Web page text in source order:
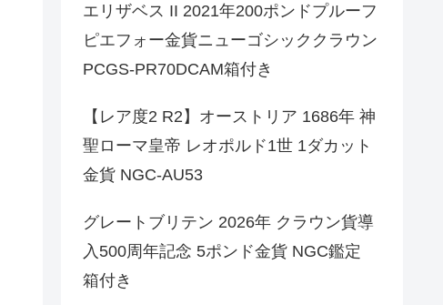
エリザベス II 2021年200ポンドプルーフ
ピエフォー金貨ニューゴシッククラウン
PCGS-PR70DCAM箱付き
【レア度2 R2】オーストリア 1686年 神
聖ローマ皇帝 レオポルド1世 1ダカット
金貨 NGC-AU53
グレートブリテン 2026年 クラウン貨導
入500周年記念 5ポンド金貨 NGC鑑定
箱付き